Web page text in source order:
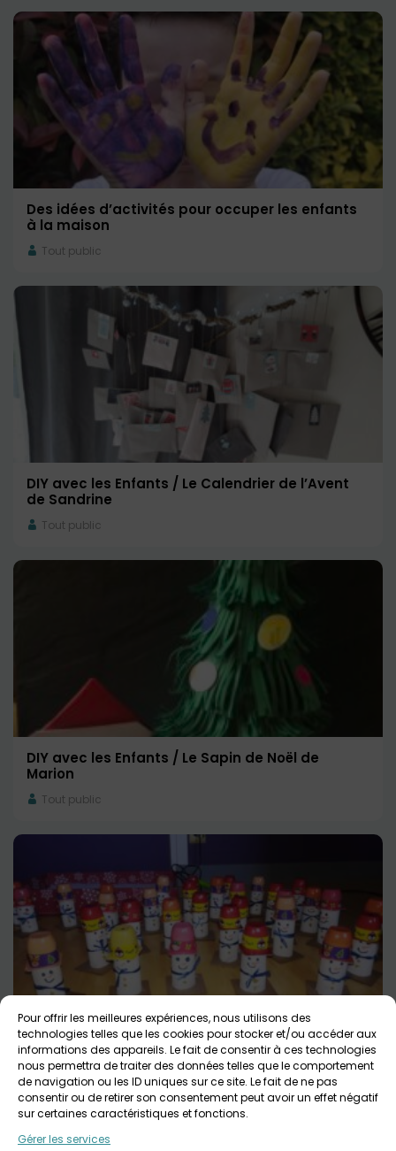
Pour offrir les meilleures expériences, nous utilisons des
technologies telles que les cookies pour stocker et/ou accéder aux
informations des appareils. Le fait de consentir à ces technologies
nous permettra de traiter des données telles que le comportement
de navigation ou les ID uniques sur ce site. Le fait de ne pas
consentir ou de retirer son consentement peut avoir un effet négatif
sur certaines caractéristiques et fonctions.
Gérer les services
Des idées d’activités pour occuper les enfants
à la maison
Tout public
DIY avec les Enfants / Le Calendrier de l’Avent
de Sandrine
Tout public
DIY avec les Enfants / Le Sapin de Noël de
Marion
Tout public
DIY avec les enfants / Bonhommes de Neige
distributeurs de Friandises
Tout public